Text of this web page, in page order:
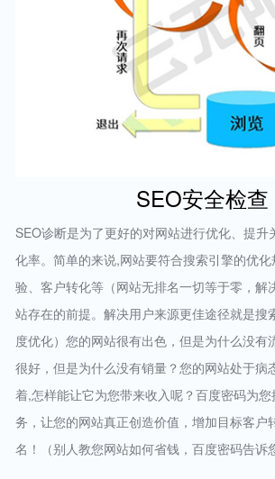
SEO安全检查
SEO诊断是为了更好的对网站进行优化、提升
化率。简单的来说,网站要符合搜索引擎的优
验、客户转化等（网站无排名一切等于零，解
站存在的前提。解决用户来源更佳途径就是搜
度优化）您的网站很有出色，但是为什么没有
很好，但是为什么没有销量？您的网站处于病
着,怎样能让它为您带来收入呢？百度密码为
务，让您的网站真正创造价值，增加目标客户
名！（别人教您网站如何省钱，百度密码告诉